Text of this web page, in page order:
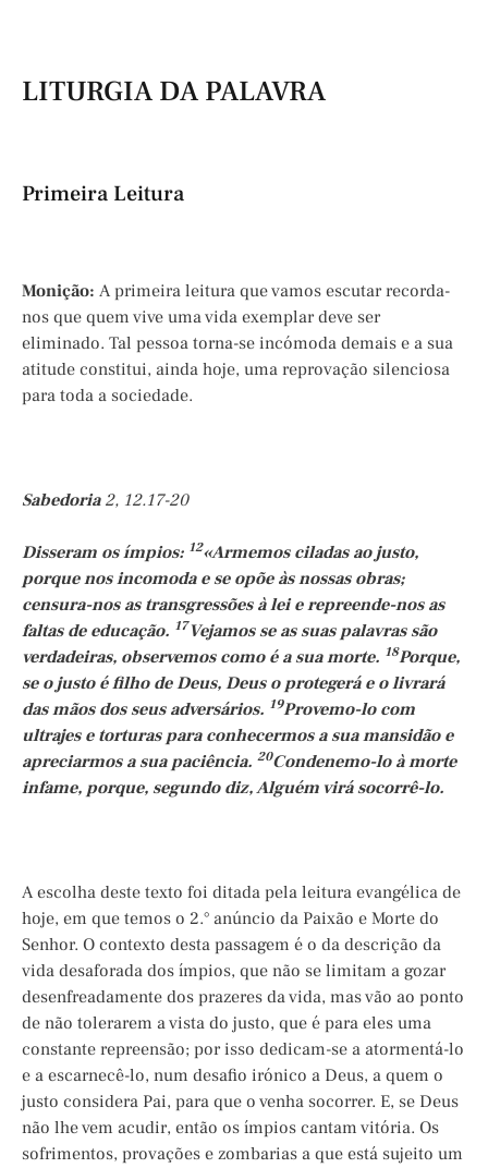
LITURGIA DA PALAVRA
Primeira Leitura
Monição: A primeira leitura que vamos escutar recorda-
nos que quem vive uma vida exemplar deve ser
eliminado. Tal pessoa torna-se incómoda demais e a sua
atitude constitui, ainda hoje, uma reprovação silenciosa
para toda a sociedade.
Sabedoria2, 12.17-20
Disseram os ímpios: 12«Armemos ciladas ao justo,
porque nos incomoda e se opõe às nossas obras;
censura-nos as transgressões à lei e repreende-nos as
faltas de educação. 17Vejamos se as suas palavras são
verdadeiras, observemos como é a sua morte. 18Porque,
se o justo é filho de Deus, Deus o protegerá e o livrará
das mãos dos seus adversários. 19Provemo-lo com
ultrajes e torturas para conhecermos a sua mansidão e
apreciarmos a sua paciência. 20Condenemo-lo à morte
infame, porque, segundo diz, Alguém virá socorrê-lo.
A escolha deste texto foi ditada pela leitura evangélica de
hoje, em que temos o 2.° anúncio da Paixão e Morte do
Senhor. O contexto desta passagem é o da descrição da
vida desaforada dos ímpios, que não se limitam a gozar
desenfreadamente dos prazeres da vida, mas vão ao ponto
de não tolerarem a vista do justo, que é para eles uma
constante repreensão; por isso dedicam-se a atormentá-lo
e a escarnecê-lo, num desafio irónico a Deus, a quem o
justo considera Pai, para que o venha socorrer. E, se Deus
não lhe vem acudir, então os ímpios cantam vitória. Os
sofrimentos, provações e zombarias a que está sujeito um